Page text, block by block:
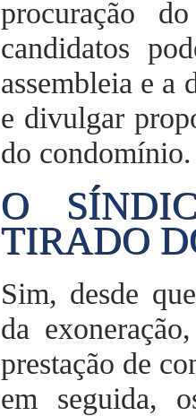
procuração
candidatos
assembleia e a
e divulgar
do condomínio.
O
TIRADO
Sim, desde
da
prestação de
em seguida,